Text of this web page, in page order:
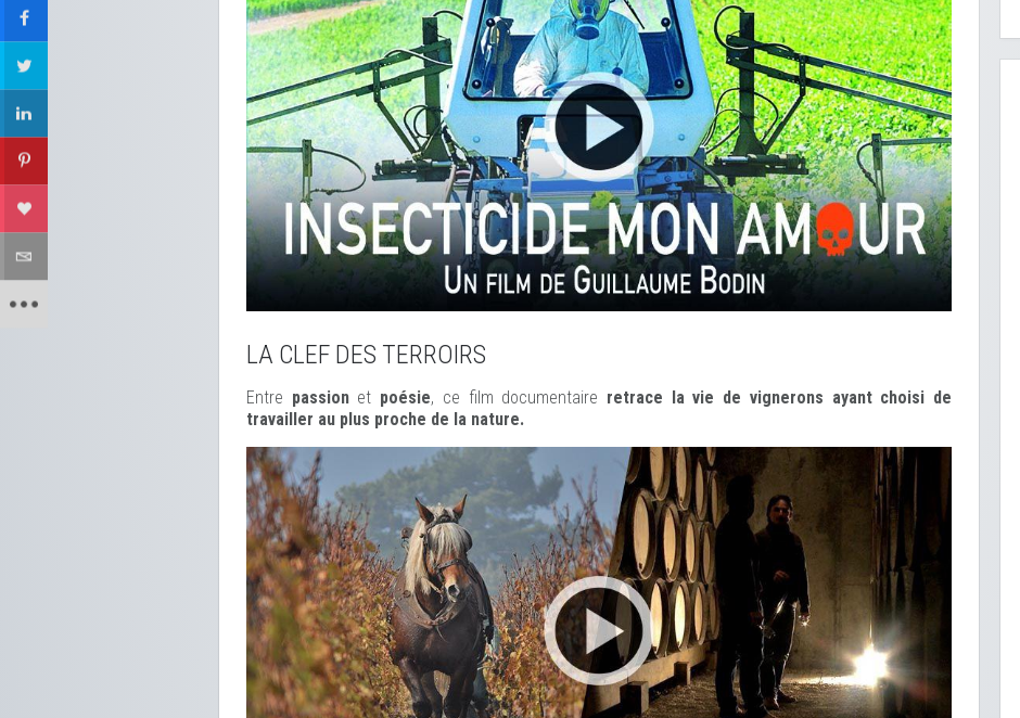
LA CLEF DES TERROIRS
Entre passionet poésie, ce film documentaire retrace la vie de vignerons ayant choisi de
travailler au plus proche de la nature.